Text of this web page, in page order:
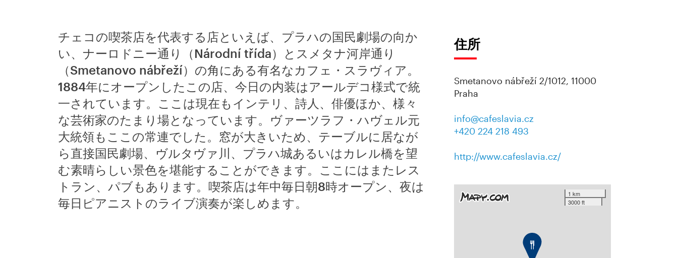
チェコの喫茶店を代表する店といえば、プラハの国民劇場の向か
い、ナーロドニー通り（Národní třída）とスメタナ河岸通り
（Smetanovo nábřeží）の角にある有名なカフェ・スラヴィア。
1884年にオープンしたこの店、今日の内装はアールデコ様式で統
一されています。ここは現在もインテリ、詩人、俳優ほか、様々
な芸術家のたまり場となっています。ヴァーツラフ・ハヴェル元
大統領もここの常連でした。窓が大きいため、テーブルに居なが
ら直接国民劇場、ヴルタヴァ川、プラハ城あるいはカレル橋を望
む素晴らしい景色を堪能することができます。ここにはまたレス
トラン、パブもあります。喫茶店は年中毎日朝8時オープン、夜は
毎日ピアニストのライブ演奏が楽しめます。
住所
Smetanovo nábřeží 2/1012, 11000
Praha
info@cafeslavia.cz
+420 224 218 493
http://www.cafeslavia.cz/
1 km
3000 ft